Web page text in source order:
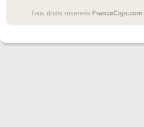
Tous droits réservés FranceCigs.com